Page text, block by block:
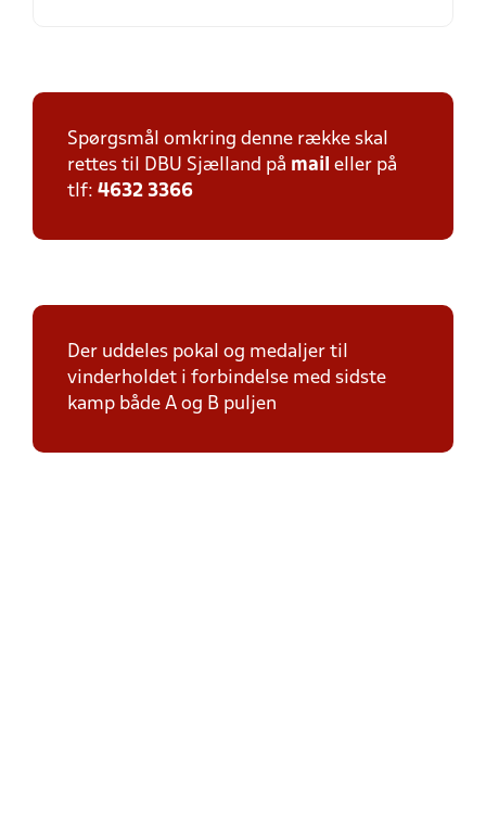
Spørgsmål omkring denne række skal
rettes til DBU Sjælland på mail eller på
tlf: 4632 3366
Der uddeles pokal og medaljer til
vinderholdet i forbindelse med sidste
kamp både A og B puljen